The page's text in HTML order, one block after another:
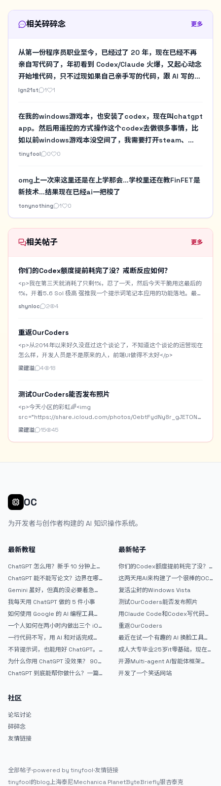
相关碎碎念 更多
从第一份程序员职业至今，已经过了 20 年，现在已经不再
亲自写代码了，年初看到 Codex/Claude 火爆，又起心动念
开始堆代码，只不过现如果自己亲手写的代码，跟 AI 写的代
码放在一起，我开始有种耻感涌上来。是到了把关注点挪到
lgn21st 1 1
在我的windows游戏本，也安装了codex，现在叫chatgpt
app。然后用遥控的方式操作这个codex去做很多事情，比
如以前windows游戏本没空间了，我需要打开steam、
gog、战网，然后手工看一堆目录的占用。现在直接用
以前要在windows游戏本实验一些必须N卡的AI项目要自己
去安装，现在也都交给Codex来做，我就在我习惯的mac环
tinyfool 0 0
omg上一次来这里还是在上学那会…学校里还在教FinFET是
新技术…结果现在已经ai一把梭了
tonynothing 1 0
相关帖子 更多
你们的Codex额度提前耗完了没？戒断反应如何？
<p>我在第三天就消耗了只剩1%，忍了一天，然后今天干脆用这最后的
1%，开着5.6 Sol 极高 强推我一个提示词笔记本应用的功能落地。最终
用时3小时，居然还是跑完了。但是现在还是出现一些戒断反应，感觉
Chrome一键收藏插件。支持AI优化提示词。支持提示词中提取常用字
段作为提示词百科词汇。也自带生图功能用来测提示词。但是要搭配
Cloudflare R2+Worker的图床。</p> <p>今天主要是做一个AI模特的
色定妆图。之后生图可以直接调用AI模特自动作为垫图。</p> <p>这是
src="/upload/thread/202608/42b5f73e-938f-45de-b74e-
da69da9d72a8.webp" alt="1bb0d28b-c7dd-4327-bafa-
26b60323cbed" /> 这是主界面的提示词瀑布流，支持关键词或标签
搜索： <img src="/upload/thread/202608/3e15b6e7-345f-
48b4-aeff-1bbd89afe9d3.webp" alt="ab998e2f-9ccc-4173-
832f-223aa6c6fa81" /> 这是提示词笔记的预览界面，可以复制提示
（https://prompt.jintao.co.uk/share/20260806LfsmY） <img
善，可能还要虫子要抓。弄好了，打算放GitHub开源。</p> <p>有朋
友想试试的么？</p>
shynloc 2 4
重返OurCoders
<p>从2014年以来好久没逛过这个谈论了，不知道这个谈论的运营现在
怎么样，开发人员是不是原来的人，前端UI做得不太好</p>
梁建溢 4 18
测试OurCoders能否发布照片
<p>今天小区的彩虹🌈<img
src="https://share.icloud.com/photos/
alt="图片说明" /></p> <p>看来不能直接发照片，可以把iCloud Link
梁建溢 15 45
OC
为开发者与创作者构建的 AI 知识操作系统。
最新教程
ChatGPT 怎么用？新手 10 分钟上手
ChatGPT 能不能写论文？边界在哪
Gemini 虽好，但真的没必要着急放
弃 ChatGPT
我每天用 ChatGPT 做的 5 件小事
如何使用 Google 的 AI 编程工具
AntiGravity：独立开发者的新时代
武器
一个人如何在两小时内做出三个 iOS
APP？｜AntiGravity + Gemini 3 实
战完整记录
一行代码不写，用 AI 和对话完成一
个完整网站：《图书天堂》实战记录
不背提示词，也能用好 ChatGPT。
一个万能提问模板
为什么你用 ChatGPT 没效果？ 90%
的人第一步就问错了
ChatGPT 到底能帮你做什么？一篇
最新帖子
你们的Codex额度提前耗完了没？
戒断反应如何？
这两天用AI来构建了一个很棒的OC
论坛精华区
复活尘封的Windows Vista
测试OurCoders能否发布照片
用Claude Code和Codex写代码真
的爽，但是App怎么挣钱还是很难啊
重返OurCoders
最近在试一个有趣的 AI 换脸工具，
效果挺不错
成人大专毕业25岁it零基础，现在想
考软件设计师，有什么好的建议吗，
谢谢！
开源Multi-agent AI智能体框架
aevatar.ai，欢迎大家贡献代码
开发了一个笑话网站
社区
论坛讨论
碎碎念
友情链接
全部帖子·powered by tinyfool·友情链接
tinyfool的blog上海泰尼Mechanica PlanetByteBriefly银杏泰克